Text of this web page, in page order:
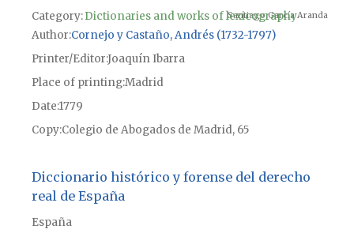
Santiago García Aranda
Category:Dictionaries and works of lexicography
Author Cornejo y Castaño, Andrés (1732-1797)
Printer/EditorJoaquín Ibarra
Place of printingMadrid
Date1779
CopyColegio de Abogados de Madrid, 65
Diccionario histórico y forense del derecho
real de España
España